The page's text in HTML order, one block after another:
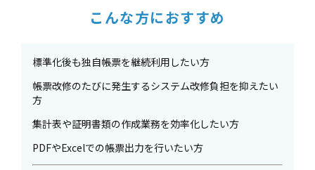
こんな方におすすめ
標準化後も独自帳票を継続利用したい方
帳票改修のたびに発生するシステム改修負担を抑えたい
方
集計表や証明書類の作成業務を効率化したい方
PDFやExcelでの帳票出力を行いたい方